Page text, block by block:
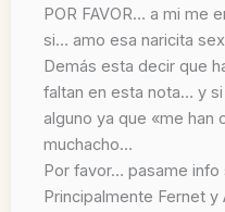
POR FAVOR… a mi me
si… amo esa naricita
Demás esta decir que
faltan en esta nota… y
alguno ya que «me han
muchacho…
Por favor… pasame
Principalmente Fernet